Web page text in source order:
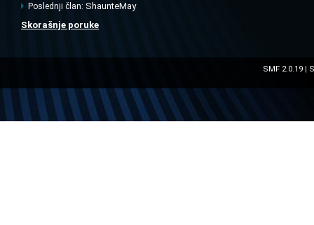
Poslednji član: ShaunteMay
Skorašnje poruke
SMF 2.0.19|